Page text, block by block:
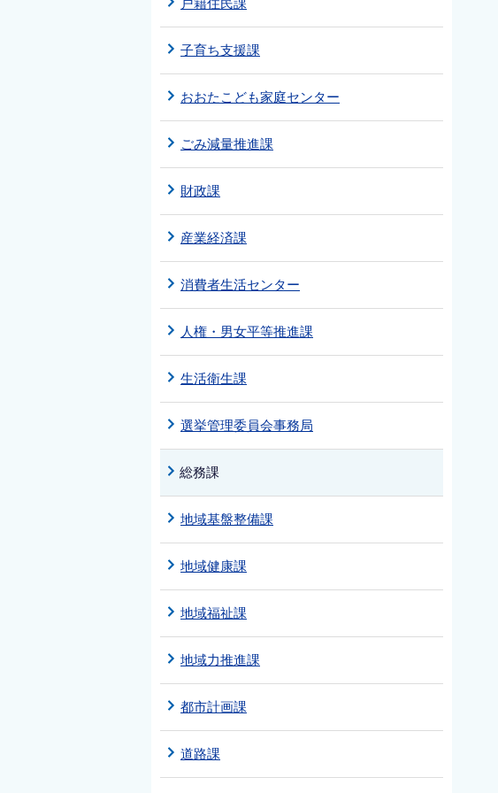
子育ち支援課
おおたこども家庭センター
ごみ減量推進課
財政課
産業経済課
消費者生活センター
人権・男女平等推進課
生活衛生課
選挙管理委員会事務局
総務課
地域基盤整備課
地域健康課
地域福祉課
地域力推進課
都市計画課
道路課